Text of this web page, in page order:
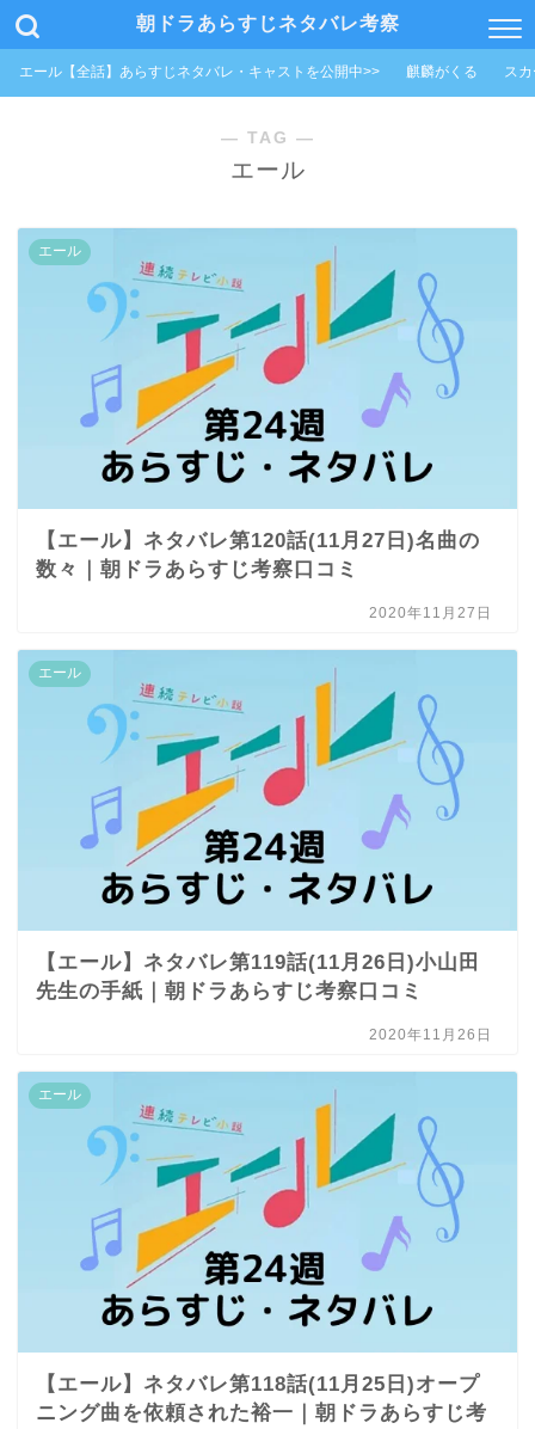
朝ドラあらすじネタバレ考察
エール【全話】あらすじネタバレ・キャストを公開中>> 麒麟がくる ス
― TAG ―
エール
エール
【エール】ネタバレ第120話(11月27日)名曲の
数々｜朝ドラあらすじ考察口コミ
2020年11月27日
エール
【エール】ネタバレ第119話(11月26日)小山田
先生の手紙｜朝ドラあらすじ考察口コミ
2020年11月26日
エール
【エール】ネタバレ第118話(11月25日)オープ
ニング曲を依頼された裕一｜朝ドラあらすじ考